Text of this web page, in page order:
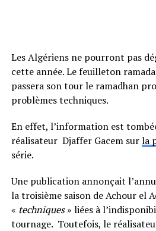
Les Algériens ne pourront pas
cette année. Le feuilleton
passera son tour le ramadhan
problèmes techniques.
En effet, l’information est
réalisateur Djaffer Gacem surla
série.
Une publication annonçait
la troisième saison de Achour el
« techniques» liées à
tournage. Toutefois, le